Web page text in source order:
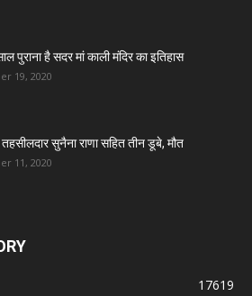
पुराना है सदर मां काली मंदिर का इतिहास
19, 2020
सुनैना राणा सहित तीन डूबे, मौत
11, 2020
17619